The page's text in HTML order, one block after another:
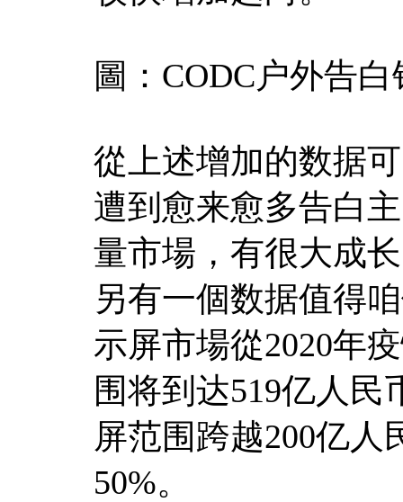
圖：CODC户外告白
從上述增加的数据
遭到愈来愈多告白
量市場，有很大成
另有一個数据值得
示屏市場從2020年
围将到达519亿人民
屏范围跨越200亿
50%。